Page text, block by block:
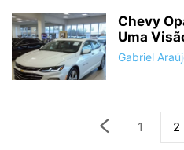
Chevy
Uma
Gabriel
1 2